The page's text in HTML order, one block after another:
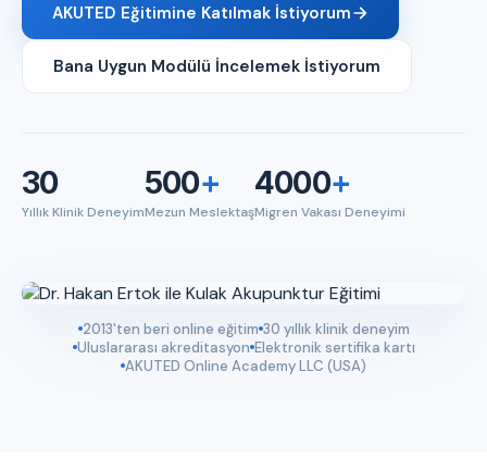
AKUTED Eğitimine Katılmak İstiyorum
Bana Uygun Modülü İncelemek İstiyorum
30
Yıllık Klinik Deneyim
500+
Mezun Meslektaş
4000+
Migren Vakası Deneyimi
2013'ten beri online eğitim 30 yıllık klinik deneyim
Uluslararası akreditasyon Elektronik sertifika kartı
AKUTED Online Academy LLC (USA)